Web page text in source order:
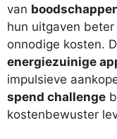
van
hun uitgaven
onnodige kosten.
energiezuinige
impulsieve
spend challenge
kostenbewuster